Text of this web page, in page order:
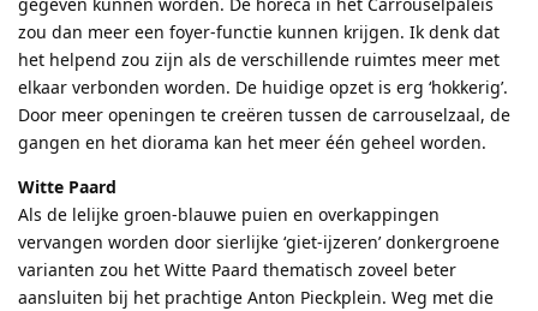
zou dan meer een foyer-functie kunnen krijgen. Ik denk dat
het helpend zou zijn als de verschillende ruimtes meer met
elkaar verbonden worden. De huidige opzet is erg ‘hokkerig’.
Door meer openingen te creëren tussen de carrouselzaal, de
gangen en het diorama kan het meer één geheel worden.
Witte Paard
Als de lelijke groen-blauwe puien en overkappingen
vervangen worden door sierlijke ‘giet-ijzeren’ donkergroene
varianten zou het Witte Paard thematisch zoveel beter
aansluiten bij het prachtige Anton Pieckplein. Weg met die